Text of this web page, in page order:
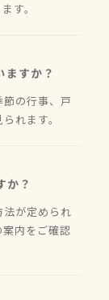
す。
ますか？
の行事、戸
れます。
か？
が定められ
内をご確認